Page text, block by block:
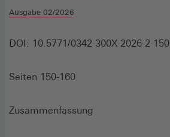
Ausgabe 02/2026
DOI: 10.5771/0342-300X-2026-2-150
Seiten 150-160
Zusammenfassung